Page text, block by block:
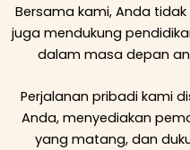
Bersama kami, Anda
juga mendukung
dalam masa depan
Perjalanan pribadi kami
Anda, menyediakan
yang matang, dan